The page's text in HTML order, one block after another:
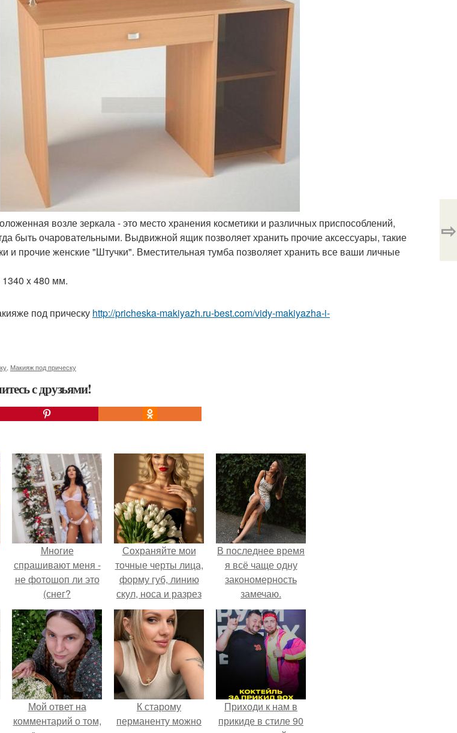
возле зеркала - это место хранения косметики и различных приспособлений,
быть очаровательными. Выдвижной ящик позволяет хранить прочие аксессуары, такие
и прочие женские "Штучки". Вместительная тумба позволяет хранить все ваши личные
x 480 мм.
под прическу http://pricheska-makiyazh.ru-best.com/vidy-makiyazha-i-
Макияж под прическу
с друзьями!
⇨
Многие
спрашивают меня -
не фотошоп ли это
(снег?
Сохраняйте мои
точные черты лица,
форму губ, линию
скул, носа и разрез
глаз.
В последнее время
я всё чаще одну
закономерность
замечаю.
Мой ответ на
комментарий о том,
К старому
перманенту можно
Приходи к нам в
прикиде в стиле 90